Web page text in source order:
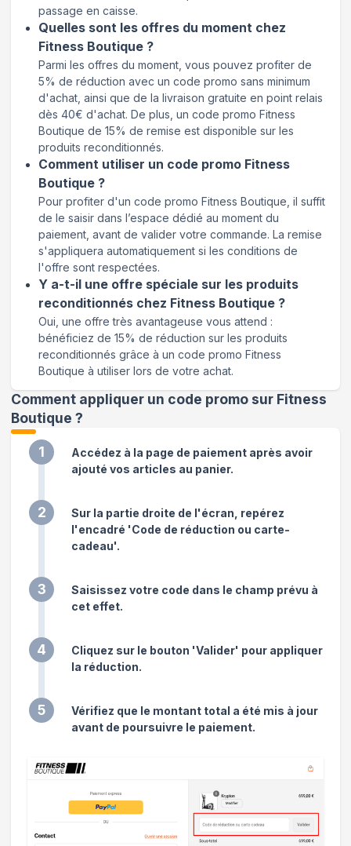
passage en caisse.
Quelles sont les offres du moment chez
Fitness Boutique ?
Parmi les offres du moment, vous pouvez profiter de
5% de réduction avec un code promo sans minimum
d'achat, ainsi que de la livraison gratuite en point relais
dès 40€ d'achat. De plus, un code promo Fitness
Boutique de 15% de remise est disponible sur les
produits reconditionnés.
Comment utiliser un code promo Fitness
Boutique ?
Pour profiter d'un code promo Fitness Boutique, il suffit
de le saisir dans l’espace dédié au moment du
paiement, avant de valider votre commande. La remise
s'appliquera automatiquement si les conditions de
l'offre sont respectées.
Y a-t-il une offre spéciale sur les produits
reconditionnés chez Fitness Boutique ?
Oui, une offre très avantageuse vous attend :
bénéficiez de 15% de réduction sur les produits
reconditionnés grâce à un code promo Fitness
Boutique à utiliser lors de votre achat.
Comment appliquer un code promo sur Fitness
Boutique ?
1
Accédez à la page de paiement après avoir
ajouté vos articles au panier.
2
Sur la partie droite de l'écran, repérez
l'encadré 'Code de réduction ou carte-
cadeau'.
3
Saisissez votre code dans le champ prévu à
cet effet.
4
Cliquez sur le bouton 'Valider' pour appliquer
la réduction.
5
Vérifiez que le montant total a été mis à jour
avant de poursuivre le paiement.